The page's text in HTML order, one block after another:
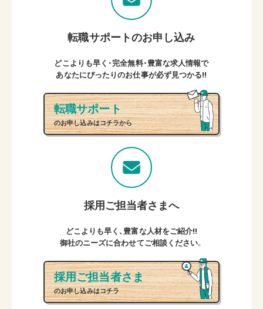
転職サポートのお申し込み
どこよりも早く・完全無料・豊富な求人情報で
あなたにぴったりのお仕事が必ず見つかる!!
転職サポート
のお申し込みはコチラから
採用ご担当者さまへ
どこよりも早く、豊富な人材をご紹介!!
御社のニーズに合わせてご相談ください。
採用ご担当者さま
のお申し込みはコチラ